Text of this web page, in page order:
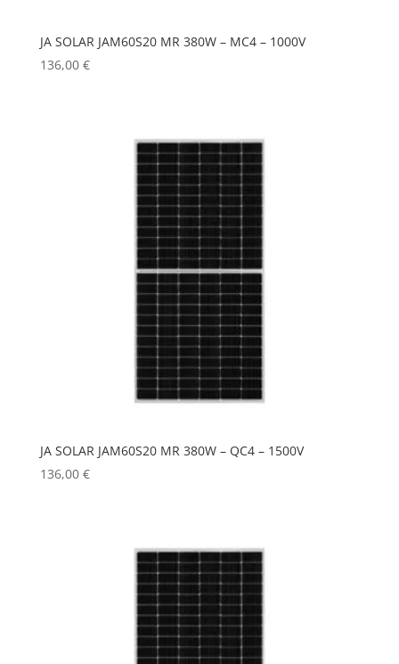
JA SOLAR JAM60S20 MR 380W – MC4 – 1000V
136,00 €
JA SOLAR JAM60S20 MR 380W – QC4 – 1500V
136,00 €